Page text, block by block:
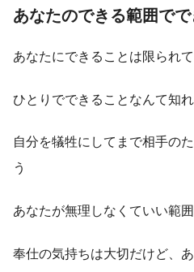
あなたのできる範囲で
あなたにできることは限られ
ひとりでできることなんて知
自分を犠牲にしてまで相手の
う
あなたが無理しなくていい範
奉仕の気持ちは大切だけど、